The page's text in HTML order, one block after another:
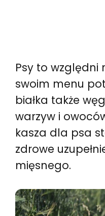
Psy to względni
swoim menu
białka także
warzyw i
kasza dla psa
zdrowe
mięsnego.